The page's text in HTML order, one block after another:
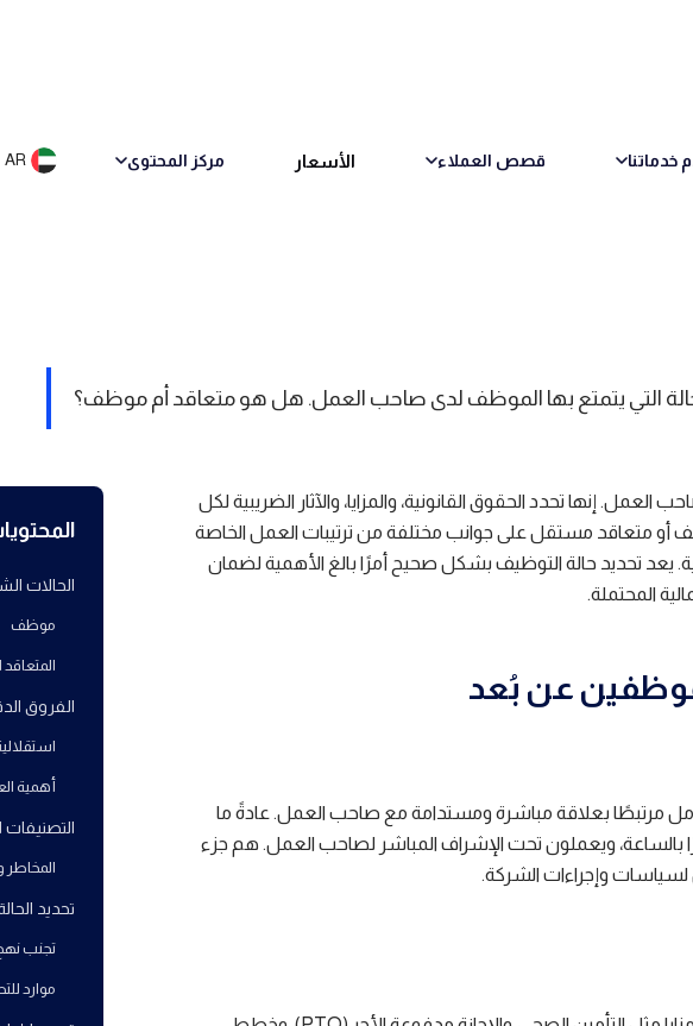
خدماتنا قصص العملاء الأسعار مركز المحتوى AR
التي يتمتع بها الموظف لدى صاحب العمل. هل هو متعاقد أم موظف؟
إنها تحدد الحقوق القانونية، والمزايا، والآثار الضريبية لكل
متعاقد مستقل على جوانب مختلفة من ترتيبات العمل الخاصة
يعد تحديد حالة التوظيف بشكل صحيح أمرًا بالغ الأهمية لضمان
المحتملة.
عن بُعد
مرتبطًا بعلاقة مباشرة ومستدامة مع صاحب العمل. عادةً ما
بالساعة، ويعملون تحت الإشراف المباشر لصاحب العمل. هم جزء
لسياسات وإجراءات الشركة.
الحالات
موظف
الفروق
أهمية
التصنيفات
المخاطر
تحديد
تجنب
موارد